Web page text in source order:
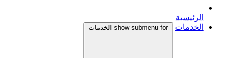
الرئيسية
الخدمات
show submenu for الخدمات